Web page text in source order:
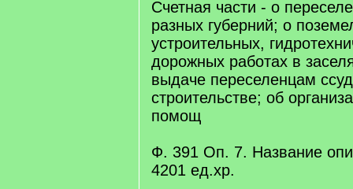
Счетная части - о
разных губерний; о
устроительных,
дорожных работах в
выдаче переселенцам
строительстве; об
помощ
Ф. 391 Оп. 7. Название
4201 eд.xр.